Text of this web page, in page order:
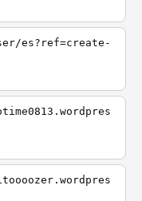
es?ref=create-